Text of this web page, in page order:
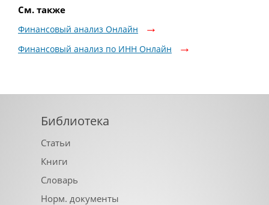
См. также
Финансовый анализ Онлайн
Финансовый анализ по ИНН Онлайн
Библиотека
Статьи
Книги
Словарь
Норм. документы